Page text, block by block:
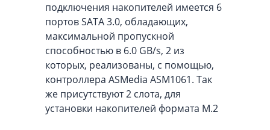
подключения накопителей имеется 6
портов SATA 3.0, обладающих,
максимальной пропускной
способностью в 6.0 GB/s, 2 из
которых, реализованы, с помощью,
контроллера ASMedia ASM1061. Так
же присутствуют 2 слота, для
установки накопителей формата M.2